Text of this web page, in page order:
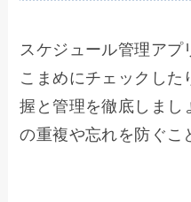
スケジュール管理アプ
こまめにチェックした
握と管理を徹底しまし
の重複や忘れを防ぐこ